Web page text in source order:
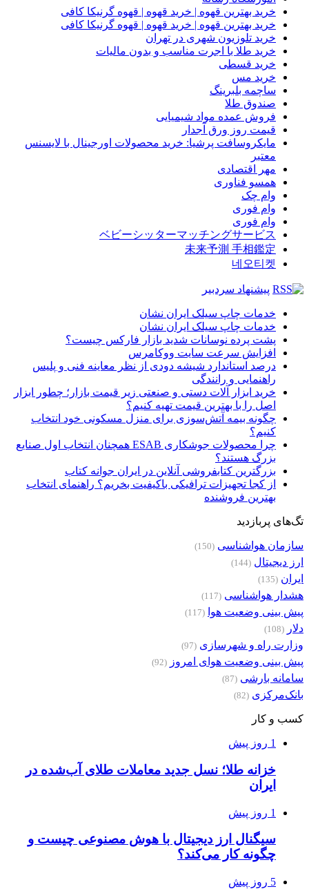
خرید بهترین قهوه | خرید قهوه | قهوه گرنیکا کافی
خرید بهترین قهوه | خرید قهوه | قهوه گرنیکا کافی
خرید تلوزیون شهری در تهران
خرید طلا با اجرت مناسب و بدون مالیات
خرید قسطی
خرید مس
ساچمه بلبرینگ
صندوق طلا
فروش عمده مواد شیمیایی
قیمت روز ورق آجدار
مایکروسافت پرشیا: خرید محصولات اورجینال با لایسنس
معتبر
مهر اقتصادی
همسو فناوری
وام چک
وام فوری
وام فوری
ベビーシッターマッチングサービス
未来予測 手相鑑定
네오티켓
پیشنهاد سردبیر
خدمات چاپ سیلک ایران نشان
خدمات چاپ سیلک ایران نشان
پشت پرده نوسانات شدید بازار فارکس چیست؟
افزایش سرعت سایت ووکامرس
درصد استاندارد شیشه دودی از نظر معاینه فنی و پلیس
راهنمایی و رانندگی
خرید ابزار آلات دستی و صنعتی زیر قیمت بازار؛ چطور ابزار
اصل را با بهترین قیمت تهیه کنیم؟
چگونه بیمه آتش‌سوزی برای منزل مسکونی خود انتخاب
کنیم؟
چرا محصولات جوشکاری ESAB همچنان انتخاب اول صنایع
بزرگ هستند؟
بزرگترین کتابفروشی آنلاین در ایران جوانه کتاب
از کجا تجهیزات ترافیکی باکیفیت بخریم؟ راهنمای انتخاب
بهترین فروشنده
تگ‌های پربازدید
سازمان هواشناسی (150)
ارز دیجیتال (144)
ایران (135)
هشدار هواشناسی (117)
پیش بینی وضعیت هوا (117)
دلار (108)
وزارت راه و شهرسازی (97)
پیش بینی وضعیت هوای امروز (92)
سامانه بارشی (87)
بانک‌مرکزی (82)
کسب و کار
1 روز پیش
خزانه طلا؛ نسل جدید معاملات طلای آب‌شده در
ایران
1 روز پیش
سیگنال ارز دیجیتال با هوش مصنوعی چیست و
چگونه کار می‌کند؟
5 روز پیش